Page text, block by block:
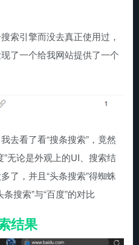
索引擎而没去真正使用过，
了一个给我网站提供了一个
去看了看“搜条搜索”，竟然
无论是外观上的UI、搜索结
了，并且“头条搜索”得蜘蛛
搜索”与“百度”的对比
结果